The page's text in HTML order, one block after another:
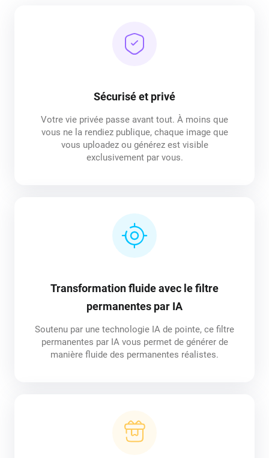
Sécurisé et privé
Votre vie privée passe avant tout. À moins que
vous ne la rendiez publique, chaque image que
vous uploadez ou générez est visible
exclusivement par vous.
Transformation fluide avec le filtre
permanentes par IA
Soutenu par une technologie IA de pointe, ce filtre
permanentes par IA vous permet de générer de
manière fluide des permanentes réalistes.